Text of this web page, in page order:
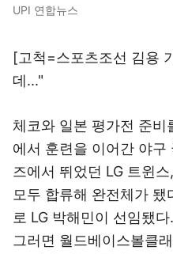
UPI 연합뉴스
[고척=스포츠조선 김용
데..."
체코와 일본 평가전 준
에서 훈련을 이어간 야구
즈에서 뛰었던 LG 트윈
모두 합류해 완전체가
로 LG 박해민이 선임됐
그러면 월드베이스볼클